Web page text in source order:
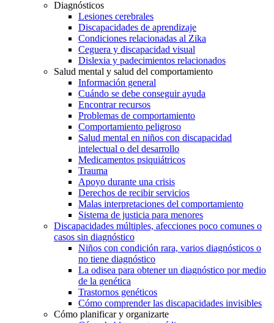
Diagnósticos
Lesiones cerebrales
Discapacidades de aprendizaje
Condiciones relacionadas al Zika
Ceguera y discapacidad visual
Dislexia y padecimientos relacionados
Salud mental y salud del comportamiento
Información general
Cuándo se debe conseguir ayuda
Encontrar recursos
Problemas de comportamiento
Comportamiento peligroso
Salud mental en niños con discapacidad
intelectual o del desarrollo
Medicamentos psiquiátricos
Trauma
Apoyo durante una crisis
Derechos de recibir servicios
Malas interpretaciones del comportamiento
Sistema de justicia para menores
Discapacidades múltiples, afecciones poco comunes o
casos sin diagnóstico
Niños con condición rara, varios diagnósticos o
no tiene diagnóstico
La odisea para obtener un diagnóstico por medio
de la genética
Trastornos genéticos
Cómo comprender las discapacidades invisibles
Cómo planificar y organizarte